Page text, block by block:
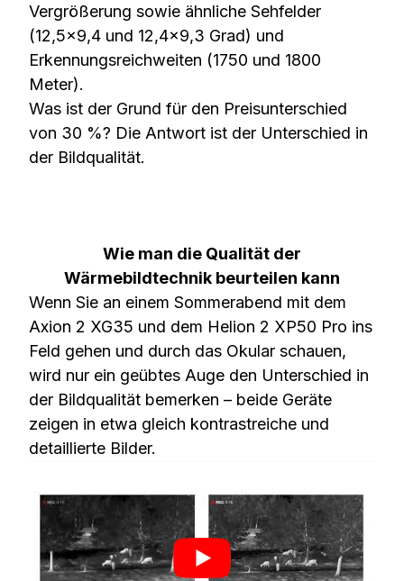
Vergrößerung sowie ähnliche Sehfelder
(12,5×9,4 und 12,4×9,3 Grad) und
Erkennungsreichweiten (1750 und 1800
Meter).
Was ist der Grund für den Preisunterschied
von 30 %? Die Antwort ist der Unterschied in
der Bildqualität.
Wie man die Qualität der
Wärmebildtechnik beurteilen kann
Wenn Sie an einem Sommerabend mit dem
Axion 2 XG35 und dem Helion 2 XP50 Pro ins
Feld gehen und durch das Okular schauen,
wird nur ein geübtes Auge den Unterschied in
der Bildqualität bemerken – beide Geräte
zeigen in etwa gleich kontrastreiche und
detaillierte Bilder.